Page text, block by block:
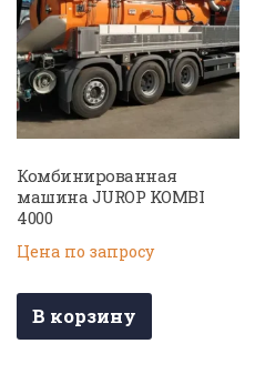
Комбинированная
машина JUROP KOMBI
4000
Цена по запросу
В корзину